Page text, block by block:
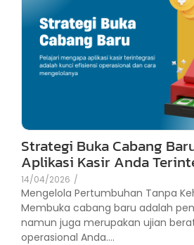
Strategi Buka Cabang
Aplikasi Kasir Anda
14/04/2026 /
Mengelola Pertumbuhan Tanpa
Membuka cabang baru adalah
namun juga merupakan ujian
operasional Anda....